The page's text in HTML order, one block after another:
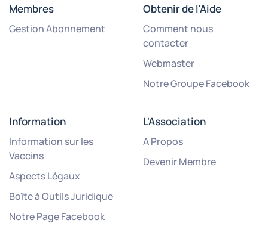
Membres
Gestion Abonnement
Obtenir de l'Aide
Comment nous
contacter
Webmaster
Notre Groupe Facebook
Information
Information sur les
Vaccins
Aspects Légaux
Boîte à Outils Juridique
Notre Page Facebook
L'Association
A Propos
Devenir Membre